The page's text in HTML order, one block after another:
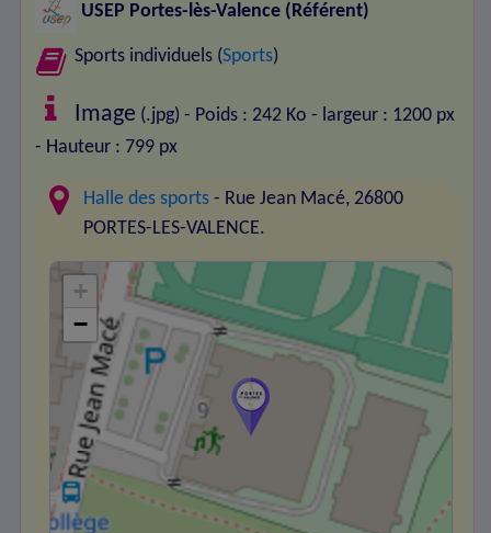
USEP Portes-lès-Valence (Référent)
Sports individuels (Sports)
Image (.jpg) - Poids : 242 Ko - largeur : 1200 px
- Hauteur : 799 px
Halle des sports - Rue Jean Macé, 26800
PORTES-LES-VALENCE.
+
−